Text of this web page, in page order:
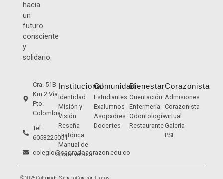
hacia
un
futuro
consciente
y
solidario.
Cra. 51B
Km 2 Vía
Pto.
Colombia
Tel.
6053225051
colegio@sagradocorazon.edu.co
Institucional
Identidad
Misión y
Visión
Reseña
Histórica
Manual de
convivencia
Comunidad
Estudiantes
Exalumnos
Asopadres
Docentes
Bienestar
Orientación
Enfermería
Odontología
Restaurante
Corazonista
Admisiones
Corazonista
virtual
Galería
PSE
© 2025 Colegio del Sagrado Corazón. | Todos